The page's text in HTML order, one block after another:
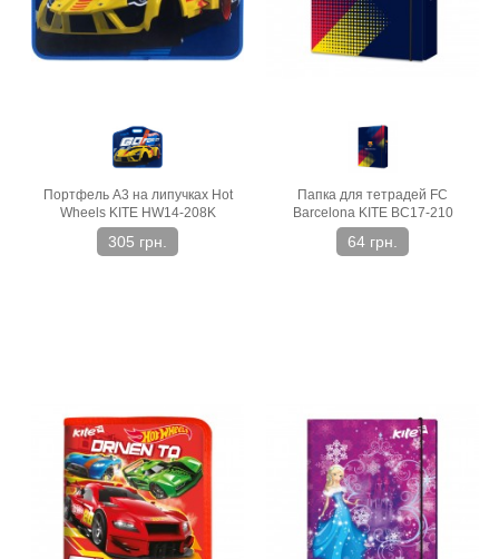
Портфель А3 на липучках Hot
Wheels KITE HW14-208K
305 грн.
Папка для тетрадей FC
Barcelona KITE BC17-210
64 грн.